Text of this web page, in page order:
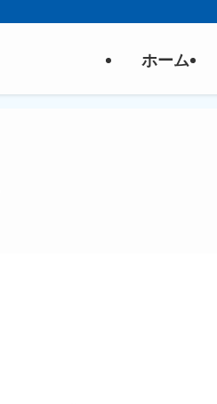
ホーム